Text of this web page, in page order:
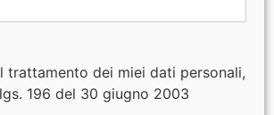
trattamento dei miei dati personali,
196 del 30 giugno 2003